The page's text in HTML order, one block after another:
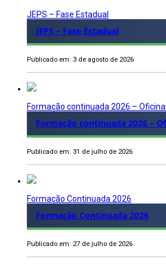
JEPS – Fase Estadual
JEPS – Fase Estadual
Publicado em: 3 de agosto de 2026
Formação continuada 2026 –
Formação continuada 2026 –
Publicado em: 31 de julho de 2026
Formação Continuada 2026
Formação Continuada 2026
Publicado em: 27 de julho de 2026